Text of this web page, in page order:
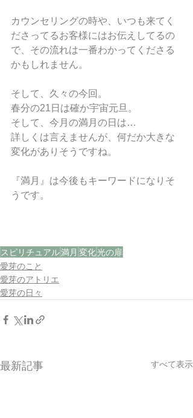
カウンセリングの時や、いつも来てく
ださってるお客様にはお伝えしてるの
で、その流れは一番わかってくださる
かもしれません。
そして、久々の今回。
春分の21日は確か宇宙元旦。
そして、今月の満月の日は…
詳しくは言えませんが、何だか大きな
変化がありそうですね。
『満月』は今後もキーワードになりそ
うです。
スピリチュアル満月 変化光の扉
愛芽のこと
愛芽のアトリエ
愛芽の日々
最新記事 すべて表示